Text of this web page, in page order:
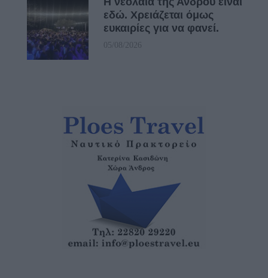
εδώ. Χρειάζεται όμως
ευκαιρίες για να φανεί.
05/08/2026